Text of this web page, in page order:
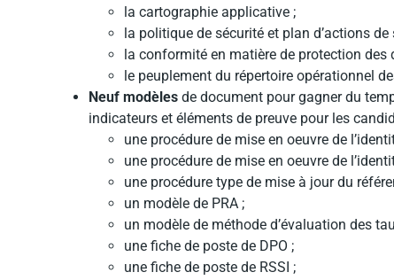
la cartographie applicative ;
la politique de sécurité et plan d’actions de
la conformité en matière de protection des
le peuplement du répertoire opérationnel
Neuf modèles de document pour gagner du
indicateurs et éléments de preuve pour les
une procédure de mise en oeuvre de
une procédure de mise en oeuvre de
une procédure type de mise à jour du
un modèle de PRA ;
un modèle de méthode d’évaluation des
une fiche de poste de DPO ;
une fiche de poste de RSSI ;